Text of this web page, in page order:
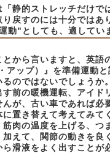
「静的ストレッチだけで
戻すのには十分ではあ
動"としても、適してい
とから言いますと、英
アップ）』を準備運動と
のではないでしょうか
前の暖機運転、アイド
が、古い車であれば必
置き替えて考えてみて
肉の温度を上げる、つ
えて、関節の動きを良
滑液をよく出すことが